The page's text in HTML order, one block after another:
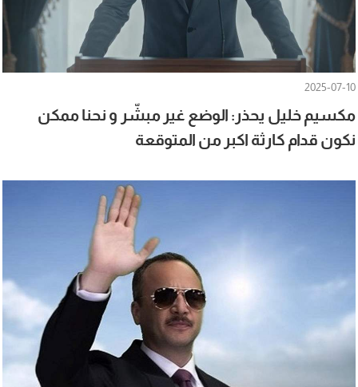
2025-07-10
مكسيم خليل يحذر: الوضع غير مبشّر و نحنا ممكن
نكون قدام كارثة اكبر من المتوقعة